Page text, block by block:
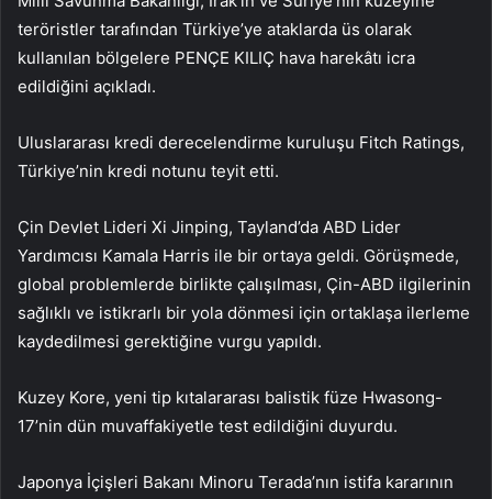
teröristler tarafından Türkiye’ye ataklarda üs olarak
kullanılan bölgelere PENÇE KILIÇ hava harekâtı icra
edildiğini açıkladı.
Uluslararası kredi derecelendirme kuruluşu Fitch Ratings,
Türkiye’nin kredi notunu teyit etti.
Çin Devlet Lideri Xi Jinping, Tayland’da ABD Lider
Yardımcısı Kamala Harris ile bir ortaya geldi. Görüşmede,
global problemlerde birlikte çalışılması, Çin-ABD ilgilerinin
sağlıklı ve istikrarlı bir yola dönmesi için ortaklaşa ilerleme
kaydedilmesi gerektiğine vurgu yapıldı.
Kuzey Kore, yeni tip kıtalararası balistik füze Hwasong-
17’nin dün muvaffakiyetle test edildiğini duyurdu.
Japonya İçişleri Bakanı Minoru Terada’nın istifa kararının